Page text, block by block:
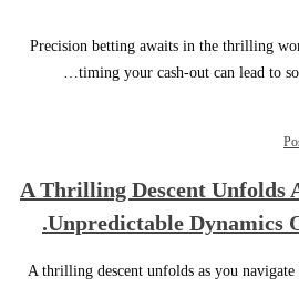
Precision betting awaits in the thrilling
timing your cash-out can lead to
A Thrilling Descent Unfolds
Unpredictable Dynamics
A thrilling descent unfolds as you